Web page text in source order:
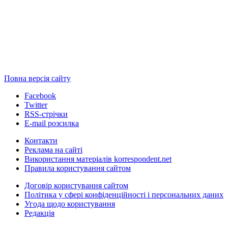
Повна версія сайту
Facebook
Twitter
RSS-стрічки
E-mail розсилка
Контакти
Реклама на сайті
Використання матеріалів korrespondent.net
Правила користування сайтом
Договір користування сайтом
Політика у сфері конфіденційності і персональних даних
Угода щодо користування
Редакція